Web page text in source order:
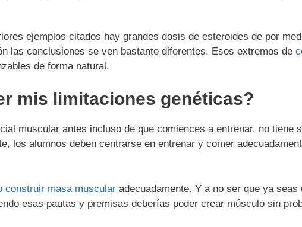
ejemplos citados hay grandes dosis de esteroides de por
las conclusiones se ven bastante diferentes. Esos extremos de
de forma natural.
mis limitaciones genéticas?
muscular antes incluso de que comiences a entrenar, no tiene
los alumnos deben centrarse en entrenar y comer
construir masa muscular adecuadamente. Y a no ser que ya seas
esas pautas y premisas deberías poder crear músculo sin